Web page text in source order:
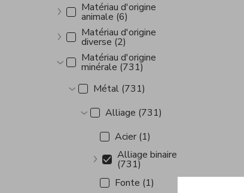
Afficher plus
Matériau d'origine
animale (6)
Afficher plus
Matériau d'origine
diverse (2)
Afficher plus
Matériau d'origine
minérale (731)
Afficher plus
Métal (731)
Afficher plus
Alliage (731)
Acier (1)
Afficher plus
Alliage binaire
(731)
Fonte (1)